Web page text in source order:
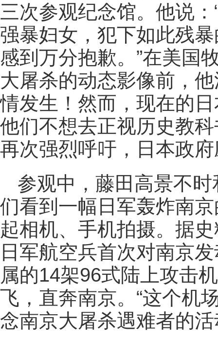
三次参观纪念馆。他说
强暴妇女，犯下如此残
感到万分抱歉。”在美国
大屠杀的动态影像前，
情发生！然而，现在的
他们不想去正视历史教
再次强烈呼吁，日本政
参观中，藤田高景不
们看到一幅日军轰炸南
起相机、手机拍摄。据
日军航空兵首次对南京
属的14架96式陆上攻击
飞，直奔南京。“这个机
念南京大屠杀遇难者的